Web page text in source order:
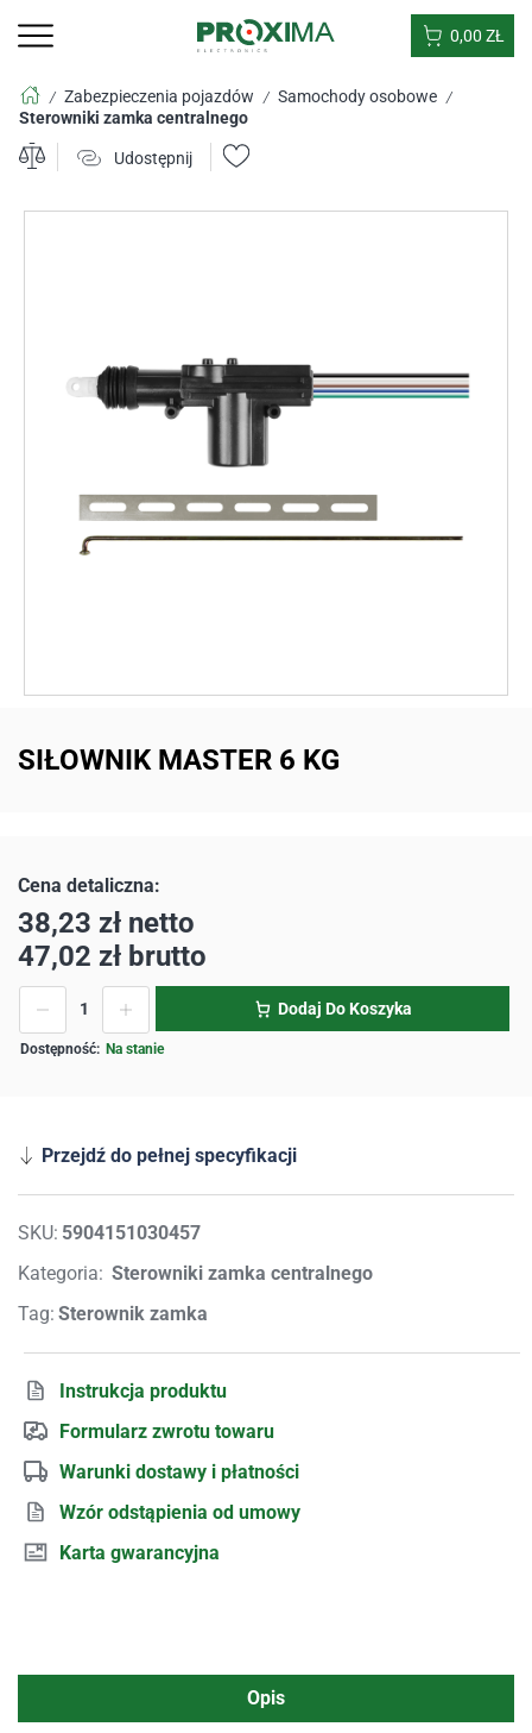
0,00 ZŁ
/ Zabezpieczenia pojazdów / Samochody osobowe /
Sterowniki zamka centralnego
Udostępnij
SIŁOWNIK MASTER 6 KG
Przejdź do pełnej specyfikacji
SKU: 5904151030457
Kategoria: Sterowniki zamka centralnego
Tag: Sterownik zamka
Instrukcja produktu
Formularz zwrotu towaru
Warunki dostawy i płatności
Wzór odstąpienia od umowy
Karta gwarancyjna
38,23 zł netto
47,02 zł brutto
Na stanie
Dodaj Do Koszyka
Opis